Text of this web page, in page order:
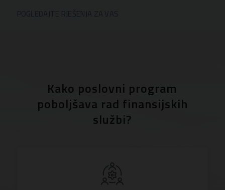
POGLEDAJTE RJEŠENJA ZA VAS
Kako poslovni program
poboljšava rad finansijskih
službi?